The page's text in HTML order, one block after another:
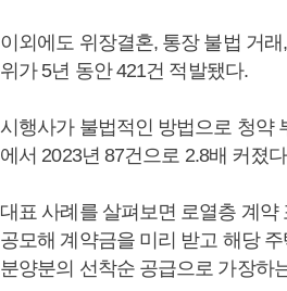
이외에도 위장결혼, 통장 불법 거
위가 5년 동안 421건 적발됐다.
시행사가 불법적인 방법으로 청약
에서 2023년 87건으로 2.8배 커졌
대표 사례를 살펴보면 로열층 계
공모해 계약금을 미리 받고 해당
분양분의 선착순 공급으로 가장하